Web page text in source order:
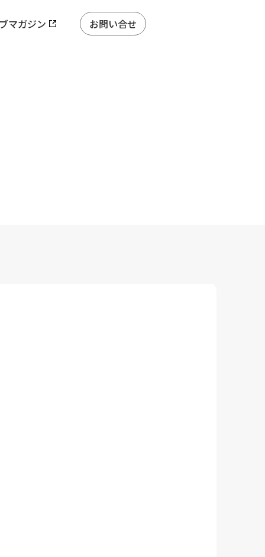
マガジン お問い合せ